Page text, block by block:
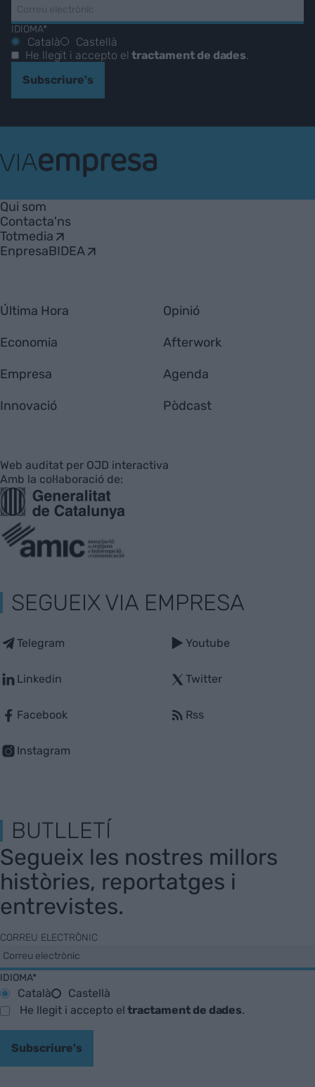
IDIOMA*
Català
Castellà
He llegit i accepto eltractament de dades.
Subscriure's
Empresa
Qui som
Contacta'ns
Totmedia
EnpresaBIDEA
Última Hora
Economia
Empresa
Innovació
Opinió
Afterwork
Agenda
Pòdcast
Web auditat per OJD interactiva
Amb la col·laboració de:
SEGUEIX VIA EMPRESA
Telegram
Linkedin
Facebook
Instagram
Youtube
Twitter
Rss
BUTLLETÍ
Segueix les nostres millors
històries, reportatges i
entrevistes.
CORREU ELECTRÒNIC
IDIOMA*
Català
Castellà
He llegit i accepto eltractament de dades.
Subscriure's